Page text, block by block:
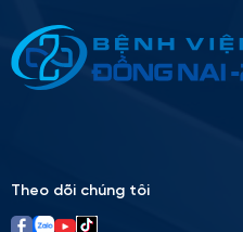
Please
Theo dõi chúng tôi